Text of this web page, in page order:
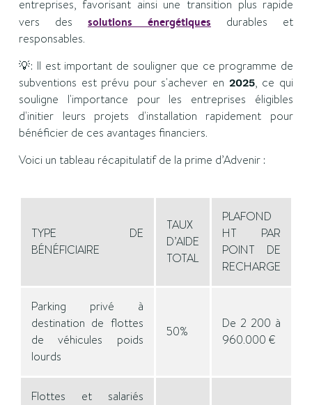
entreprises, favorisant ainsi une transition plus rapide
vers des solutions énergétiques durables et
responsables.
💡: Il est important de souligner que ce programme de
subventions est prévu pour s'achever en 2025, ce qui
souligne l'importance pour les entreprises éligibles
d'initier leurs projets d'installation rapidement pour
bénéficier de ces avantages financiers.
Voici un tableau récapitulatif de la prime d’Advenir :
TYPE DE
BÉNÉFICIAIRE
TAUX
D’AIDE
TOTAL
PLAFOND
HT PAR
POINT DE
RECHARGE
Parking privé à
destination de flottes
de véhicules poids
lourds
50%
De 2 200 à
960.000 €
Flottes et salariés